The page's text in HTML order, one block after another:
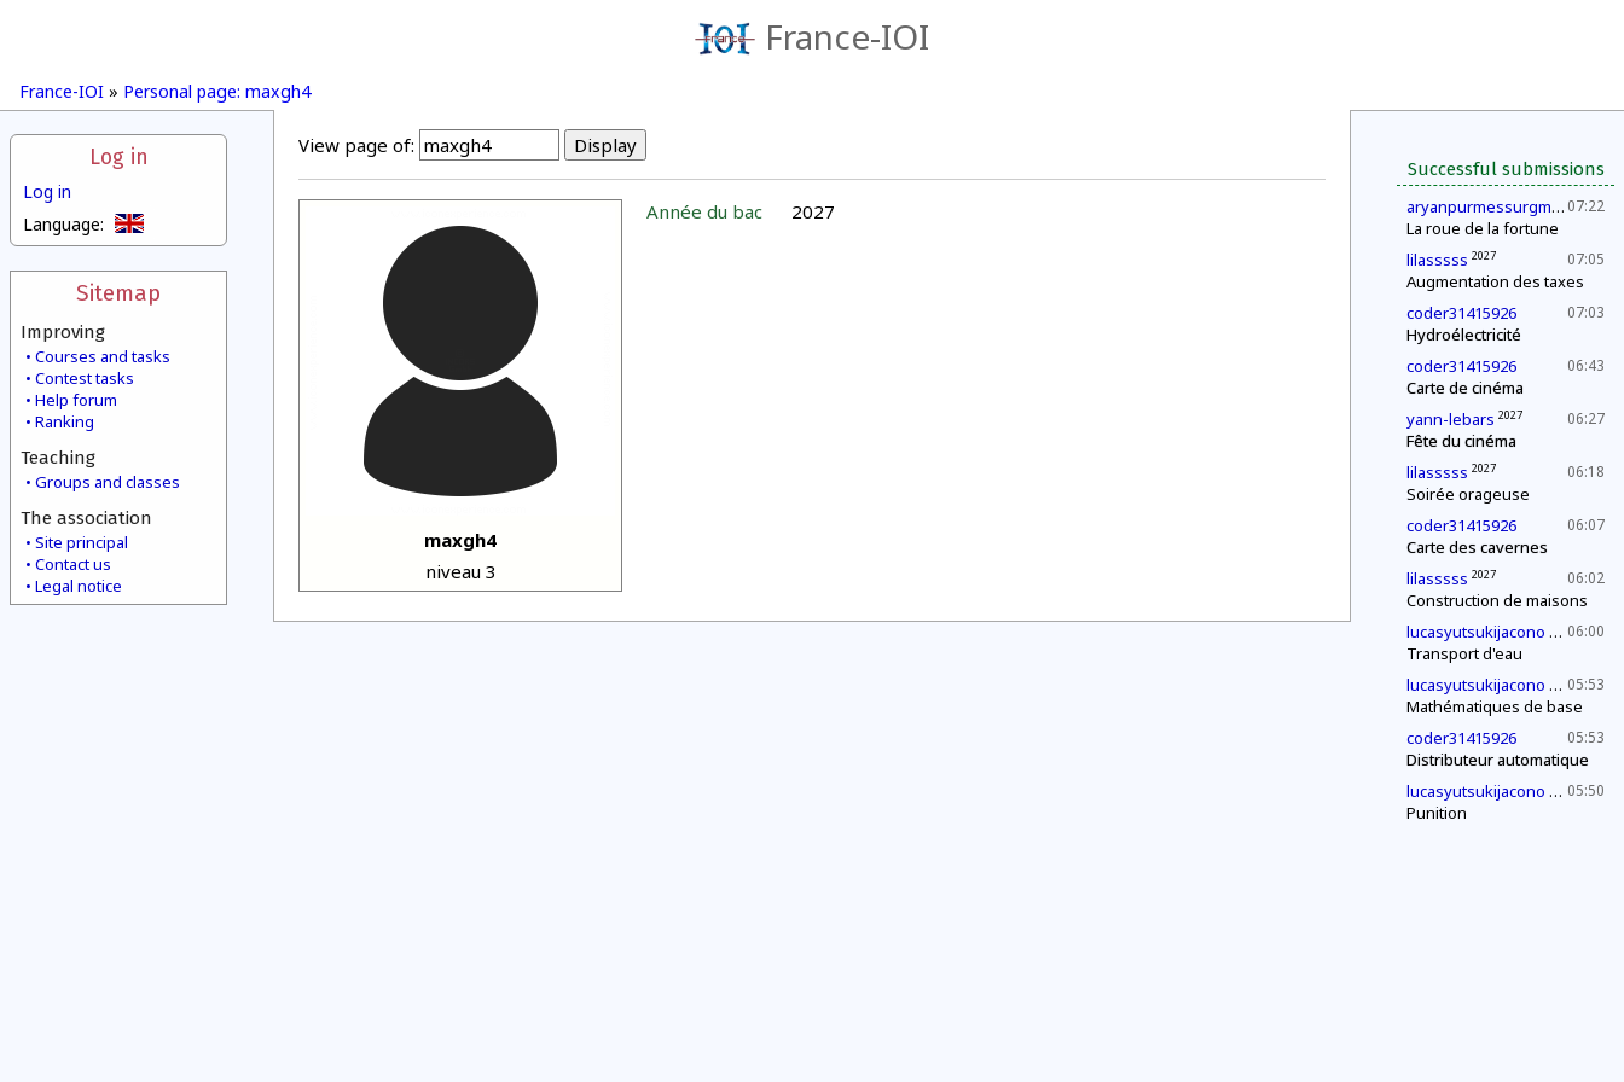
France-IOI
France-IOI » Personal page: maxgh4
Log in
Log in
Language:
Sitemap
Improving
Courses and tasks
Contest tasks
Help forum
Ranking
Teaching
Groups and classes
The association
Site principal
Contact us
Legal notice
Successful submissions
07:22
aryanpurmessurgmailcom 2027
La roue de la fortune
07:05
lilasssss 2027
Augmentation des taxes
07:03
coder31415926
Hydroélectricité
06:43
coder31415926
Carte de cinéma
06:27
yann-lebars 2027
Fête du cinéma
06:18
lilasssss 2027
Soirée orageuse
06:07
coder31415926
Carte des cavernes
06:02
lilasssss 2027
Construction de maisons
06:00
lucasyutsukijacono 2030
Transport d'eau
05:53
lucasyutsukijacono 2030
Mathématiques de base
05:53
coder31415926
Distributeur automatique
05:50
lucasyutsukijacono 2030
Punition
View page of:
maxgh4
niveau 3
Année du bac 2027